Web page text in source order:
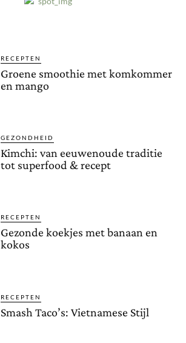
RECEPTEN
Groene smoothie met komkommer
en mango
GEZONDHEID
Kimchi: van eeuwenoude traditie
tot superfood & recept
RECEPTEN
Gezonde koekjes met banaan en
kokos
RECEPTEN
Smash Taco’s: Vietnamese Stijl